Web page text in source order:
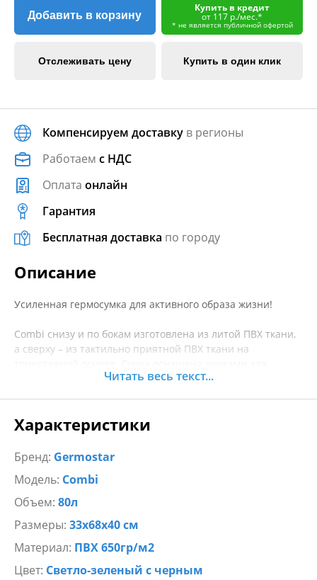
Добавить в корзину
Купить в кредит
от 117 р./мес.*
* не является публичной офертой
Отслеживать цену Купить в один клик
Компенсируем доставку в регионы
Работаем с НДС
Оплата онлайн
Гарантия
Бесплатная доставка по городу
Описание
Усиленная гермосумка для активного образа жизни!
Combi снизу и по бокам изготовлена из литой ПВХ ткани,
а сверху – из тактильно приятной ПВХ ткани на
переноски и регулируемой наплечной лямкой шириной
Гермосумка оснащена внешним боковым карманом на
брызгозащитной молнии.
Наличие 4-х полуколец позволяет крепить сумку на
водную, вело, мото и автотехнику.
Читать весь текст...
Характеристики
Бренд: Germostar
Модель: Combi
Объем: 80л
Размеры: 33х68х40 см
Материал: ПВХ 650гр/м2
Цвет: Светло-зеленый с черным